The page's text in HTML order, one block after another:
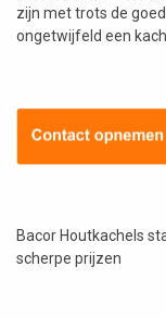
zijn met trots de
ongetwijfeld een
Bacor Houtkachels
scherpe prijzen